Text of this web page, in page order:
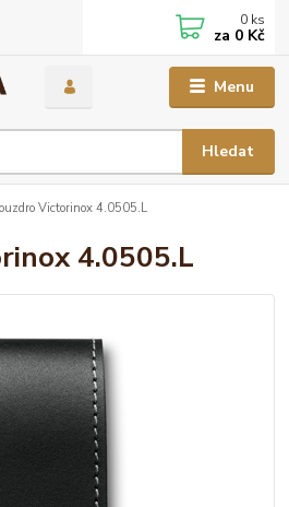
Menu
Hledat
0 ks
za 0 Kč
Victorinox 4.0505.L
4.0505.L